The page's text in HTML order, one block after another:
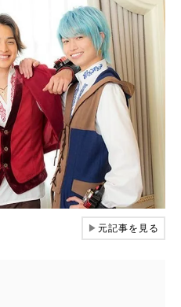
▶元記事を見る